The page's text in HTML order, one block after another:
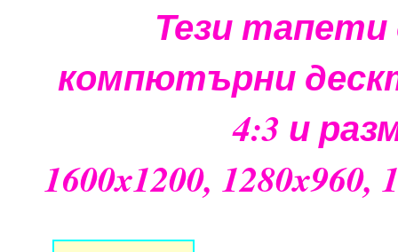
Тези тапети
компютърни
4:3 и
1600x1200, 1280x960,